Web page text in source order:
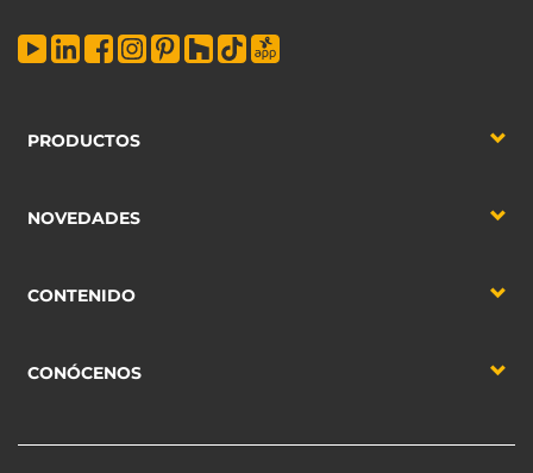
PRODUCTOS
NOVEDADES
CONTENIDO
CONÓCENOS